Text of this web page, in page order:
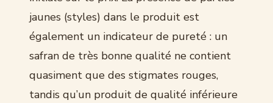
jaunes (styles) dans le produit est
également un indicateur de pureté : un
safran de très bonne qualité ne contient
quasiment que des stigmates rouges,
tandis qu’un produit de qualité inférieure